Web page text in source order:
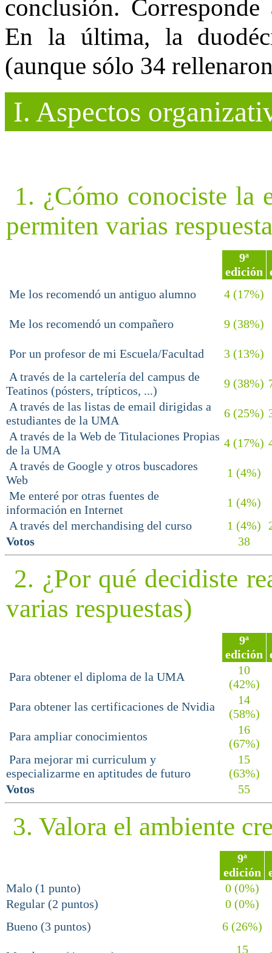
conclusión.
En la última, la
(aunque sólo 34
I. Aspectos
1. ¿Cómo conociste la
permiten varias
9ª
edición
Me los recomendó un antiguo alumno
4 (17%)
Me los recomendó un compañero 9 (38%)
Por un profesor de mi Escuela/Facultad 3 (13%)
A través de la cartelería del campus de
Teatinos (pósters, trípticos, ...)
9 (38%)
A través de las listas de email dirigidas a
estudiantes de la UMA
6 (25%)
A través de la Web de Titulaciones Propias
de la UMA
4 (17%)
A través de Google y otros buscadores
Web
1 (4%)
Me enteré por otras fuentes de
información en Internet
1 (4%)
A través del merchandising del curso
1 (4%)
Votos
38
2. ¿Por qué decidiste
varias respuestas)
9ª
edición
Para obtener el diploma de la UMA
10
(42%)
Para obtener las certificaciones de Nvidia
14
(58%)
Para ampliar conocimientos
16
(67%)
Para mejorar mi curriculum y
especializarme en aptitudes de futuro
15
(63%)
Votos
55
3. Valora el ambiente
9ª
edición
Malo (1 punto)
0 (0%)
Regular (2 puntos)
0 (0%)
Bueno (3 puntos)
6 (26%)
15